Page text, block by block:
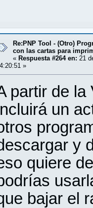
Re:PNP Tool - (Otro)
con las cartas para
« Respuesta #264 en: 21
»
partir de la
un
y
quiere
bajar el